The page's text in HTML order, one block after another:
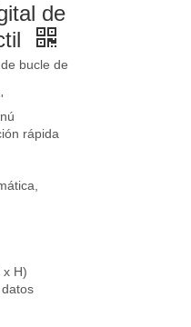
de
bucle de
rápida
x H)